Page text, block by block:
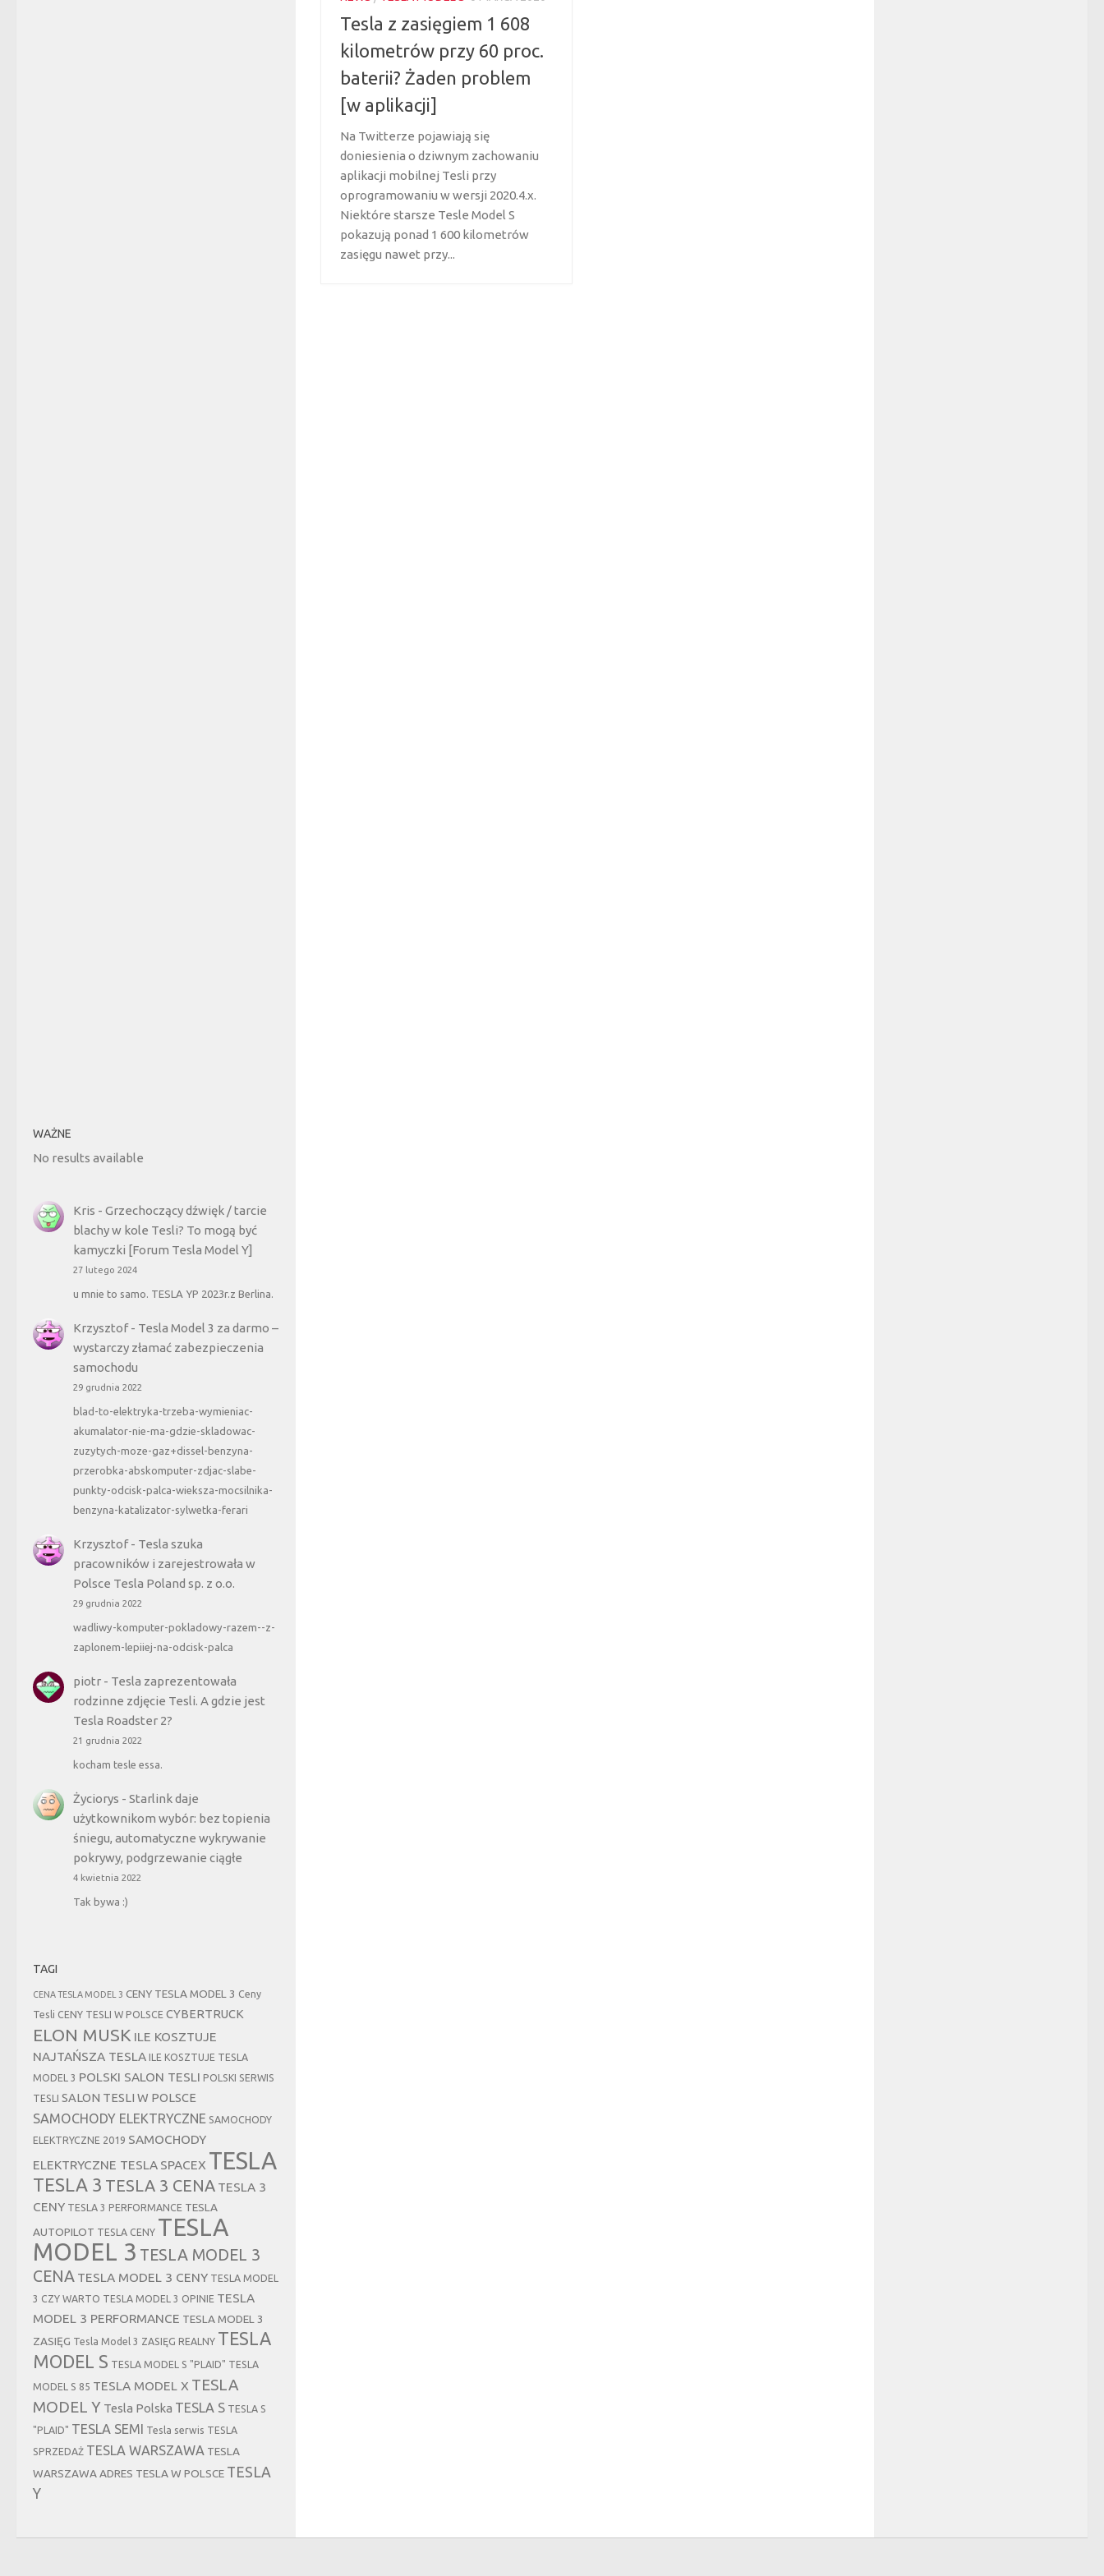
Tesla z zasięgiem 1 608
kilometrów przy 60 proc.
baterii? Żaden problem
[w aplikacji]
Na Twitterze pojawiają się
doniesienia o dziwnym zachowaniu
aplikacji mobilnej Tesli przy
oprogramowaniu w wersji 2020.4.x.
Niektóre starsze Tesle Model S
pokazują ponad 1 600 kilometrów
zasięgu nawet przy...
WAŻNE
No results available
Kris - Grzechoczący dźwięk / tarcie
blachy w kole Tesli? To mogą być
kamyczki [Forum Tesla Model Y]
27 lutego 2024
u mnie to samo. TESLA YP 2023r.z Berlina.
Krzysztof- Tesla Model 3 za darmo –
wystarczy złamać zabezpieczenia
samochodu
29 grudnia 2022
blad-to-elektryka-trzeba-wymieniac-
akumalator-nie-ma-gdzie-skladowac-
zuzytych-moze-gaz+dissel-benzyna-
przerobka-abskomputer-zdjac-slabe-
punkty-odcisk-palca-wieksza-mocsilnika-
benzyna-katalizator-sylwetka-ferari
Krzysztof- Tesla szuka
pracowników i zarejestrowała w
Polsce Tesla Poland sp. z o.o.
29 grudnia 2022
wadliwy-komputer-pokladowy-razem--z-
zaplonem-lepiiej-na-odcisk-palca
piotr- Tesla zaprezentowała
rodzinne zdjęcie Tesli. A gdzie jest
Tesla Roadster 2?
21 grudnia 2022
kocham tesle essa.
Życiorys - Starlink daje
użytkownikom wybór: bez topienia
śniegu, automatyczne wykrywanie
pokrywy, podgrzewanie ciągłe
4 kwietnia 2022
Tak bywa :)
TAGI
CENA TESLA MODEL 3 CENY TESLA MODEL 3 Ceny
Tesli CENY TESLI W POLSCE CYBERTRUCK
ELON MUSK ILE KOSZTUJE
NAJTAŃSZA TESLA
ILE KOSZTUJE TESLA
MODEL 3 POLSKI SALON TESLI POLSKI SERWIS
TESLI
SALON TESLI W POLSCE
SAMOCHODY ELEKTRYCZNE SAMOCHODY
ELEKTRYCZNE 2019 SAMOCHODY
ELEKTRYCZNE TESLA SPACEX TESLA
TESLA 3 TESLA 3 CENA TESLA 3
CENY TESLA 3 PERFORMANCE TESLA
AUTOPILOT TESLA CENY TESLA
MODEL 3 TESLA MODEL 3
CENA TESLA MODEL 3 CENY TESLA MODEL
3 CZY WARTO TESLA MODEL 3 OPINIE TESLA
MODEL 3 PERFORMANCE TESLA MODEL 3
ZASIĘG Tesla Model 3 ZASIĘG REALNY TESLA
MODEL S TESLA MODEL S "PLAID" TESLA
MODEL S 85 TESLA MODEL X TESLA
MODEL Y Tesla Polska TESLA S TESLA S
"PLAID" TESLA SEMI Tesla serwis TESLA
SPRZEDAŻ TESLA WARSZAWA TESLA
WARSZAWA ADRES TESLA W POLSCE TESLA
Y